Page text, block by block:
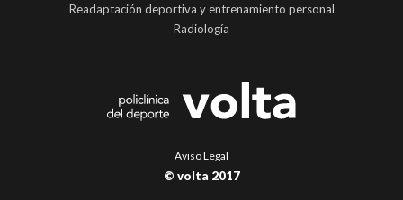
Aviso Legal
© volta 2017
Readaptación deportiva y entrenamiento personal
Radiología